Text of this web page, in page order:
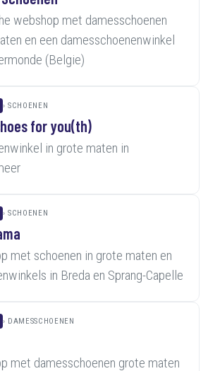
webshop met damesschoenen
en een damesschoenenwinkel
(Belgie)
SCHOENEN
for you(th)
in grote maten in
SCHOENEN
met schoenen in grote maten en
in Breda en Sprang-Capelle
DAMESSCHOENEN
met damesschoenen grote maten